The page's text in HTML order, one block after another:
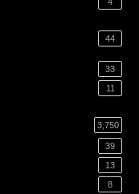
44
33
11
3,750
39
13
8